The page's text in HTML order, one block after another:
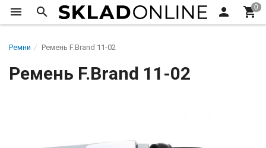
Ремни Ремень F.Brand 11-02
Ремень F.Brand 11-02